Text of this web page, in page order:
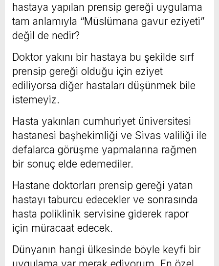
hastaya yapılan prensip gereği uygulama
tam anlamıyla “Müslümana gavur eziyeti”
değil de nedir?
Doktor yakını bir hastaya bu şekilde sırf
prensip gereği olduğu için eziyet
ediliyorsa diğer hastaları düşünmek bile
istemeyiz.
Hasta yakınları cumhuriyet üniversitesi
hastanesi başhekimliği ve Sivas valiliği ile
defalarca görüşme yapmalarına rağmen
bir sonuç elde edemediler.
Hastane doktorları prensip gereği yatan
hastayı taburcu edecekler ve sonrasında
hasta poliklinik servisine giderek rapor
için müracaat edecek.
Dünyanın hangi ülkesinde böyle keyfi bir